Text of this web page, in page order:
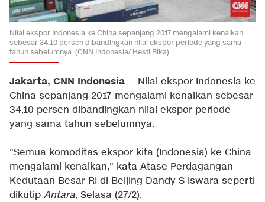
Nilai ekspor Indonesia ke China sepanjang 2017 mengalami kenaikan
sebesar 34,10 persen dibandingkan nilai ekspor periode yang sama
tahun sebelumnya. (CNN Indonesia/ Hesti Rika).
Jakarta, CNN Indonesia -- Nilai ekspor Indonesia ke
China sepanjang 2017 mengalami kenaikan sebesar
34,10 persen dibandingkan nilai ekspor periode
yang sama tahun sebelumnya.
"Semua komoditas ekspor kita (Indonesia) ke China
mengalami kenaikan," kata Atase Perdagangan
Kedutaan Besar RI di Beijing Dandy S Iswara seperti
dikutip Antara, Selasa (27/2).